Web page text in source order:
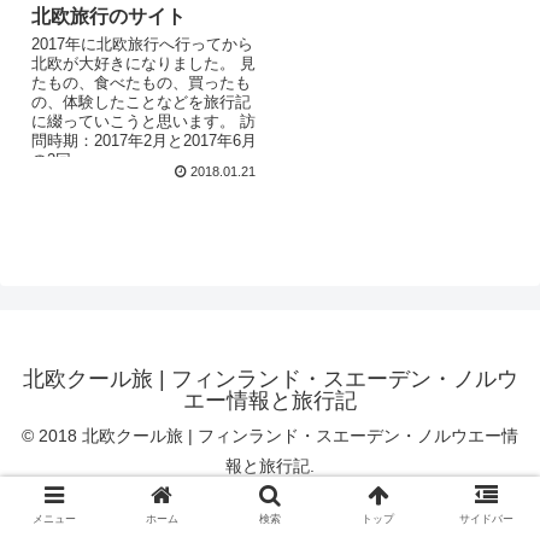
北欧旅行のサイト
2017年に北欧旅行へ行ってから
北欧が大好きになりました。 見
たもの、食べたもの、買ったも
の、体験したことなどを旅行記
に綴っていこうと思います。 訪
問時期：2017年2月と2017年6月
の2回
2018.01.21
北欧クール旅 | フィンランド・スエーデン・ノルウ
エー情報と旅行記
© 2018 北欧クール旅 | フィンランド・スエーデン・ノルウエー情
報と旅行記.
メニュー ホーム 検索 トップ サイドバー